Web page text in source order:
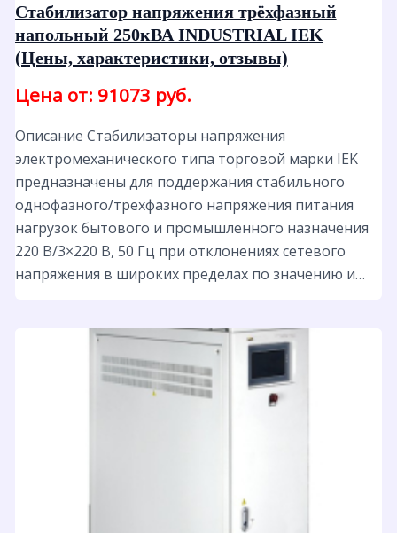
Стабилизатор напряжения трёхфазный
напольный 250кВА INDUSTRIAL IEK
(Цены, характеристики, отзывы)
Цена от: 91073 руб.
Описание Стабилизаторы напряжения
электромеханического типа торговой марки IEK
предназначены для поддержания стабильного
однофазного/трехфазного напряжения питания
нагрузок бытового и промышленного назначения
220 B/3×220 В, 50 Гц при отклонениях сетевого
напряжения в широких пределах по значению и…